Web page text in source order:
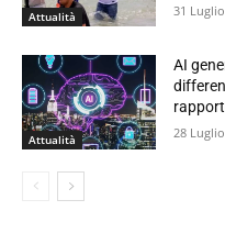
Attualità 31
Attualità
AI
28